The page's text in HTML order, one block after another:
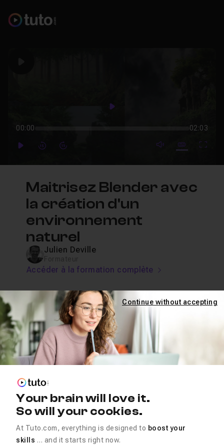
Play
00:00 02:03
PlayForwardForward mute video
Subtitles
Maitrisez Blender avec
la création d'un
environnement
naturel
Julien Deville
Accéder à la formation complète